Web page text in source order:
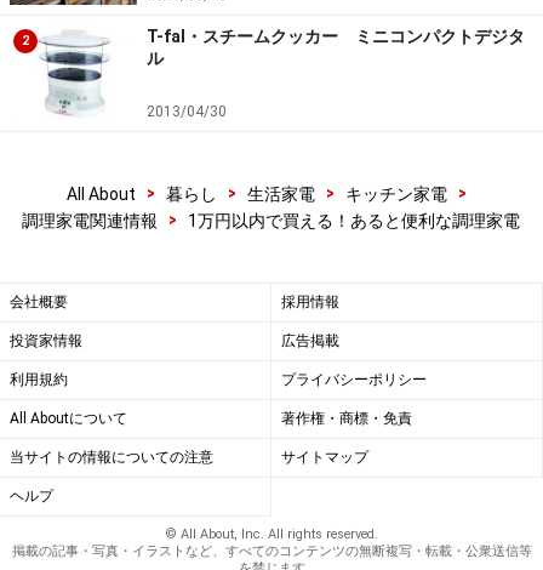
1/3 次のページへ
2
T-fal・スチームクッカー ミニコンパクトデジタ
ル
2013/04/30
All About > 暮らし > 生活家電 > キッチン家電
>
調理家電関連情報
> 1万円以内で買える！あると便利な調理家電
会社概要 採用情報
投資家情報 広告掲載
利用規約 プライバシーポリシー
All Aboutについて 著作権・商標・免責
当サイトの情報についての注意 サイトマップ
ヘルプ
© All About, Inc. All rights reserved.
掲載の記事・写真・イラストなど、すべてのコンテンツの無断複写・転載・公衆送信等